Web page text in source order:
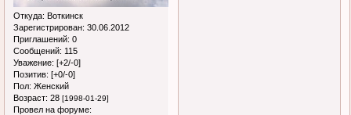
Откуда: Воткинск
Зарегистрирован: 30.06.2012
Приглашений: 0
Сообщений: 115
Уважение: [+2/-0]
Позитив: [+0/-0]
Пол: Женский
Возраст: 28 [1998-01-29]
Провел на форуме: